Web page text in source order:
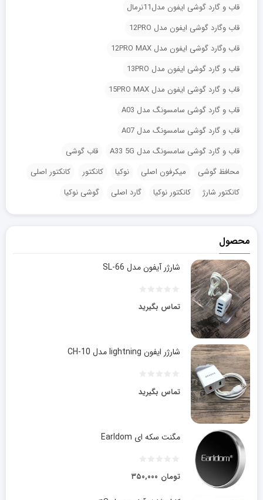
قاب و گارد گوشی ایفون مدل11نرمال
قاب وگارد گوشی ایفون مدل 12PRO
قاب وگارد گوشی ایفون مدل 12PRO MAX
قاب و گارد گوشی ایفون مدل 13PRO
قاب و گارد گوشی ایفون مدل 15PRO MAX
قاب و گارد گوشی سامسونگ مدل A03
قاب و گارد گوشی سامسونگ مدل A07
قاب و گارد گوشی سامسونگ مدل A33 5G
قاب گوشی
محافظ گوشی
میکرفون اصلی نوکیا کانکتور
کانکتور اصلی
کانکتور شارژ
کانکتور نوکیا گارد اصلی گوشی نوکیا
محصول
شارژر آیفون مدل SL-66
تماس بگیرید
شارژر ایفون lightning مدل CH-10
تماس بگیرید
مگنت سکه ای Earldom
۳۵۰,۰۰۰ تومان